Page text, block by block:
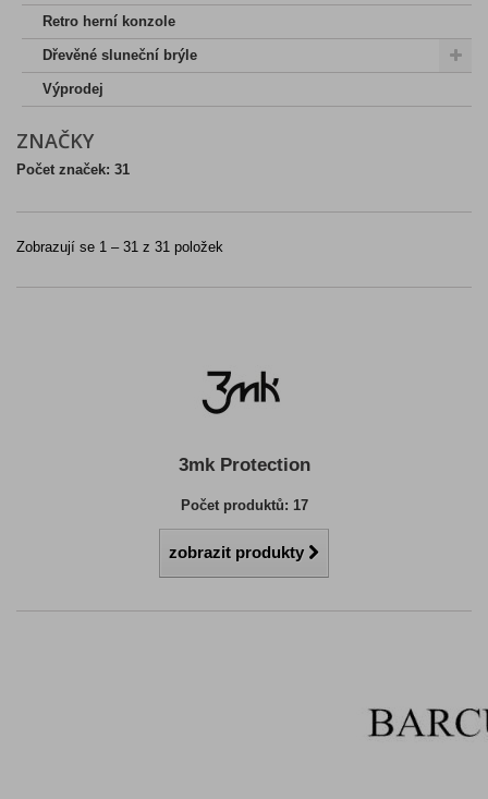
Retro herní konzole
Dřevěné sluneční brýle
Výprodej
ZNAČKY
Počet značek: 31
Zobrazují se 1 – 31 z 31 položek
3mk Protection
Počet produktů: 17
zobrazit produkty